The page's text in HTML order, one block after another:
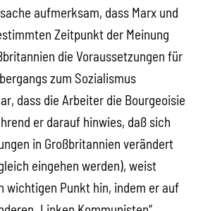
aufmerksam, dass Marx und
Zeitpunkt der Meinung
die Voraussetzungen für
zum Sozialismus
dass die Arbeiter die Bourgeoisie
er darauf hinwies, daß sich
in Großbritannien verändert
eingehen werden), weist
wichtigen Punkt hin, indem er auf